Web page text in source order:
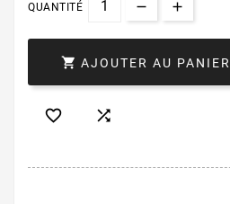
QUANTITÉ
 AJOUTER AU PANIER
 